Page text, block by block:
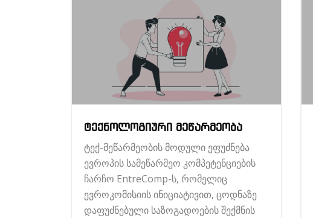
ტექნოლოგიური მეწარმეობა
ტექ-მეწარმეობის მოდული ეფუძნება
ევროპის სამეწარმეო კომპეტენციების
ჩარჩო EntreComp-ს, რომელიც
ევროკომისიის ინიციატივით, ცოდნაზე
დაფუძნებული საზოგადოების შექმნის